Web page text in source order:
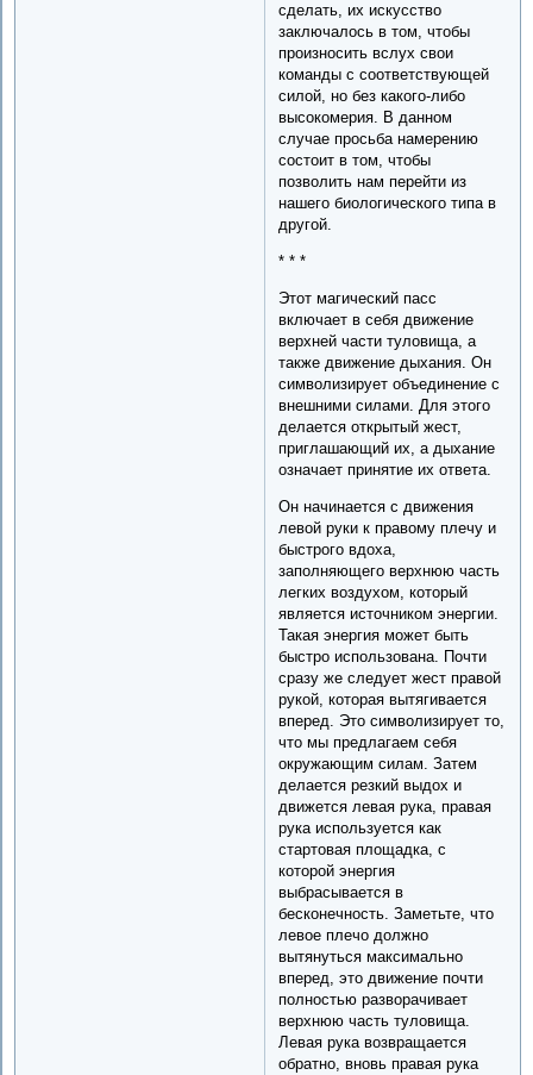
сделать, их искусство
заключалось в том, чтобы
произносить вслух свои
команды с соответствующей
силой, но без какого-либо
высокомерия. В данном
случае просьба намерению
состоит в том, чтобы
позволить нам перейти из
нашего биологического типа в
другой.
* * *
Этот магический пасс
включает в себя движение
верхней части туловища, а
также движение дыхания. Он
символизирует объединение с
внешними силами. Для этого
делается открытый жест,
приглашающий их, а дыхание
означает принятие их ответа.
Он начинается с движения
левой руки к правому плечу и
быстрого вдоха,
заполняющего верхнюю часть
легких воздухом, который
является источником энергии.
Такая энергия может быть
быстро использована. Почти
сразу же следует жест правой
рукой, которая вытягивается
вперед. Это символизирует то,
что мы предлагаем себя
окружающим силам. Затем
делается резкий выдох и
движется левая рука, правая
рука используется как
стартовая площадка, с
которой энергия
выбрасывается в
бесконечность. Заметьте, что
левое плечо должно
вытянуться максимально
вперед, это движение почти
полностью разворачивает
верхнюю часть туловища.
Левая рука возвращается
обратно, вновь правая рука